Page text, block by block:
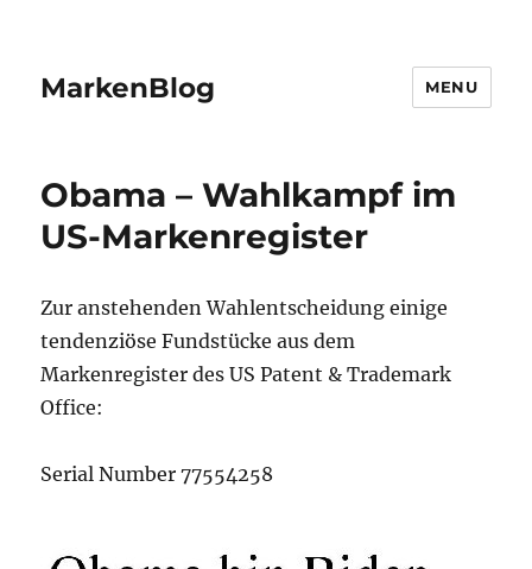
MarkenBlog MENU
Obama – Wahlkampf im
US-Markenregister
Zur anstehenden Wahlentscheidung einige
tendenziöse Fundstücke aus dem
Markenregister des US Patent & Trademark
Office:
Serial Number 77554258